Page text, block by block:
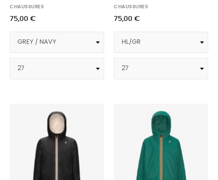
CHAUSSURES
75,00 €
CHAUSSURES
75,00 €